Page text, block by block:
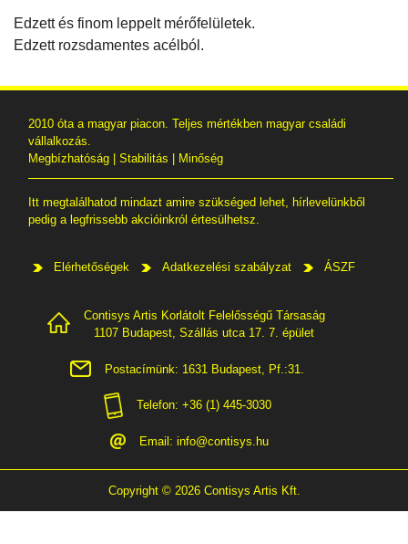
Edzett és finom leppelt mérőfelületek.
Edzett rozsdamentes acélból.
2010 óta a magyar piacon. Teljes mértékben magyar családi
vállalkozás.
Megbízhatóság | Stabilitás | Minőség
Itt megtalálhatod mindazt amire szükséged lehet, hírlevelünkből
pedig a legfrissebb akcióinkról értesülhetsz.
Elérhetőségek Adatkezelési szabályzat ÁSZF
Contisys Artis Korlátolt Felelősségű Társaság
1107 Budapest, Szállás utca 17. 7. épület
Postacímünk: 1631 Budapest, Pf.:31.
Telefon: +36 (1) 445-3030
Email: info@contisys.hu
Copyright © 2026 Contisys Artis Kft.